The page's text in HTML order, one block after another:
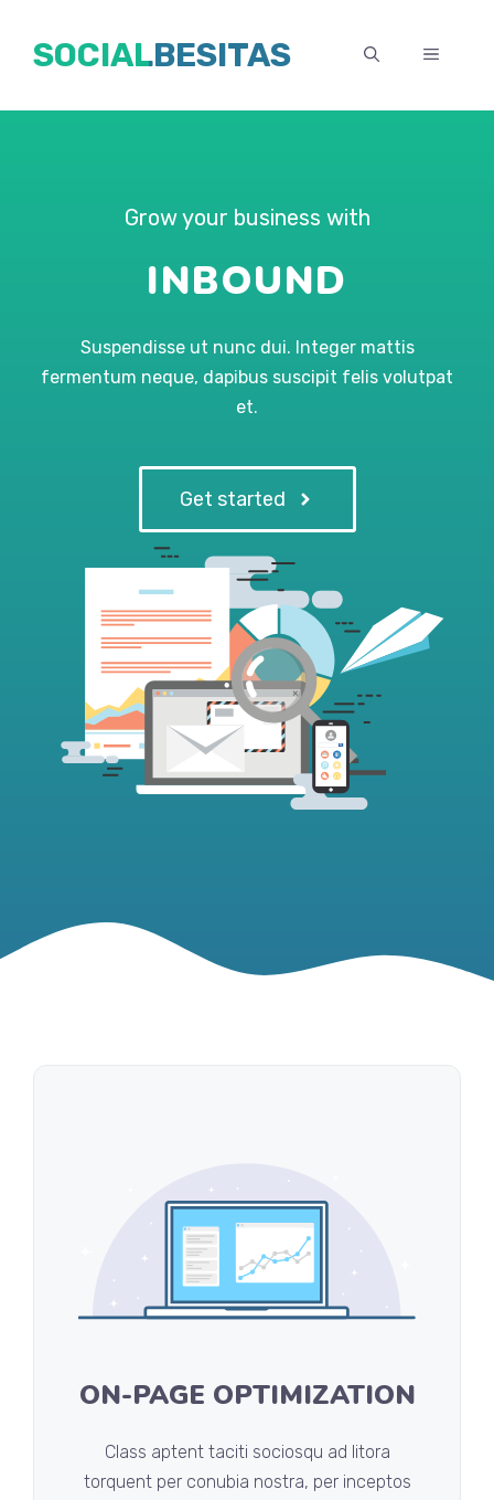
naar
inhoud
SOCIALBESITAS MENU
Grow your business with
INBOUND
Suspendisse ut nunc dui. Integer mattis
fermentum neque, dapibus suscipit felis volutpat
et.
Get started
ON-PAGE OPTIMIZATION
Class aptent taciti sociosqu ad litora
torquent per conubia nostra, per inceptos